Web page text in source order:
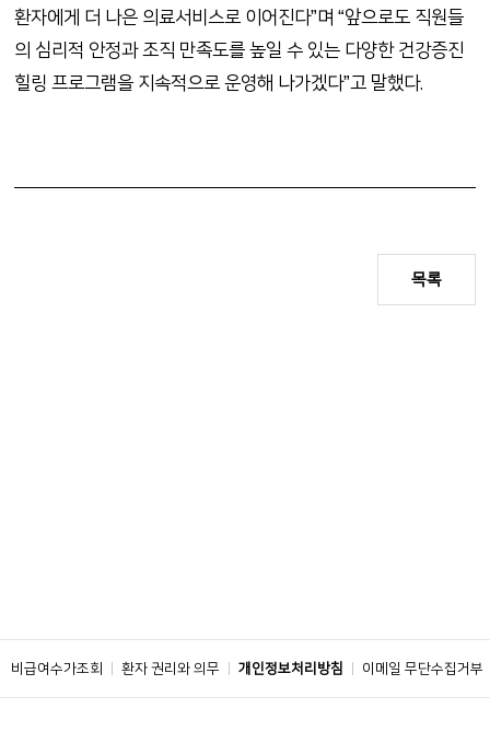
환자에게 더 나은 의료서비스로 이어진다”며“앞으로도 직원들
의 심리적 안정과 조직 만족도를 높일 수 있는 다양한 건강증진
힐링 프로그램을 지속적으로 운영해 나가겠다”고 말했다.
목록
비급여수가조회 환자 권리와 의무 개인정보처리방침 이메일 무단수집거부